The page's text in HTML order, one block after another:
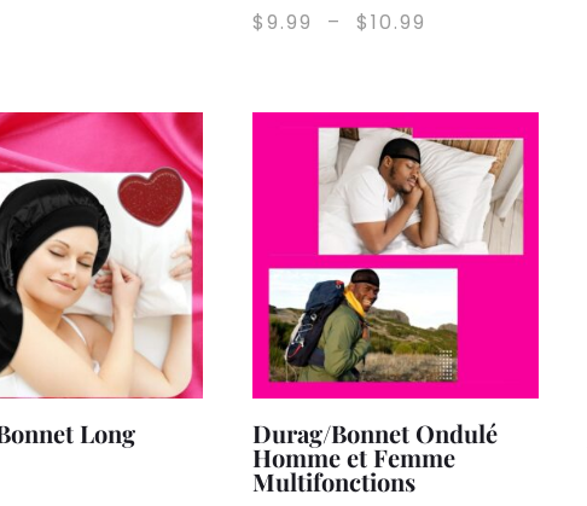
$9.99 – $10.99
$9.99
à
$10.99
Long Durag/Bonnet Ondulé
Homme et Femme
Multifonctions